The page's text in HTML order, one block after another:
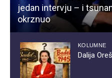
jedan intervju – i
okrznuo
KOLUMNE
Dalija